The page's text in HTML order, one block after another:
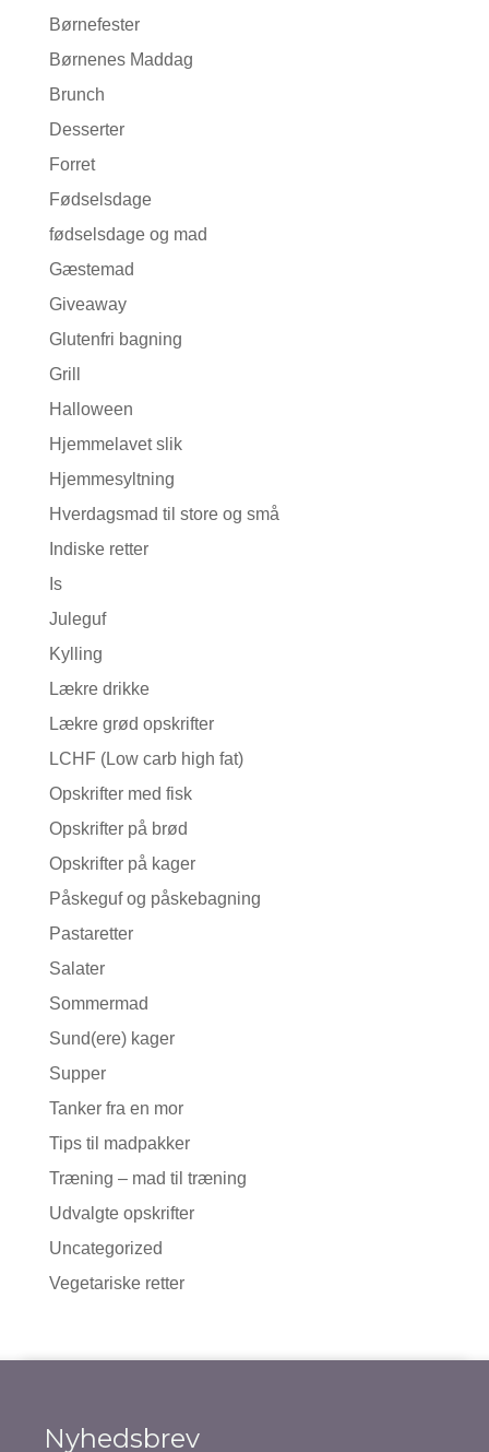
Børnefester
Børnenes Maddag
Brunch
Desserter
Forret
Fødselsdage
fødselsdage og mad
Gæstemad
Giveaway
Glutenfri bagning
Grill
Halloween
Hjemmelavet slik
Hjemmesyltning
Hverdagsmad til store og små
Indiske retter
Is
Juleguf
Kylling
Lækre drikke
Lækre grød opskrifter
LCHF (Low carb high fat)
Opskrifter med fisk
Opskrifter på brød
Opskrifter på kager
Påskeguf og påskebagning
Pastaretter
Salater
Sommermad
Sund(ere) kager
Supper
Tanker fra en mor
Tips til madpakker
Træning – mad til træning
Udvalgte opskrifter
Uncategorized
Vegetariske retter
Nyhedsbrev